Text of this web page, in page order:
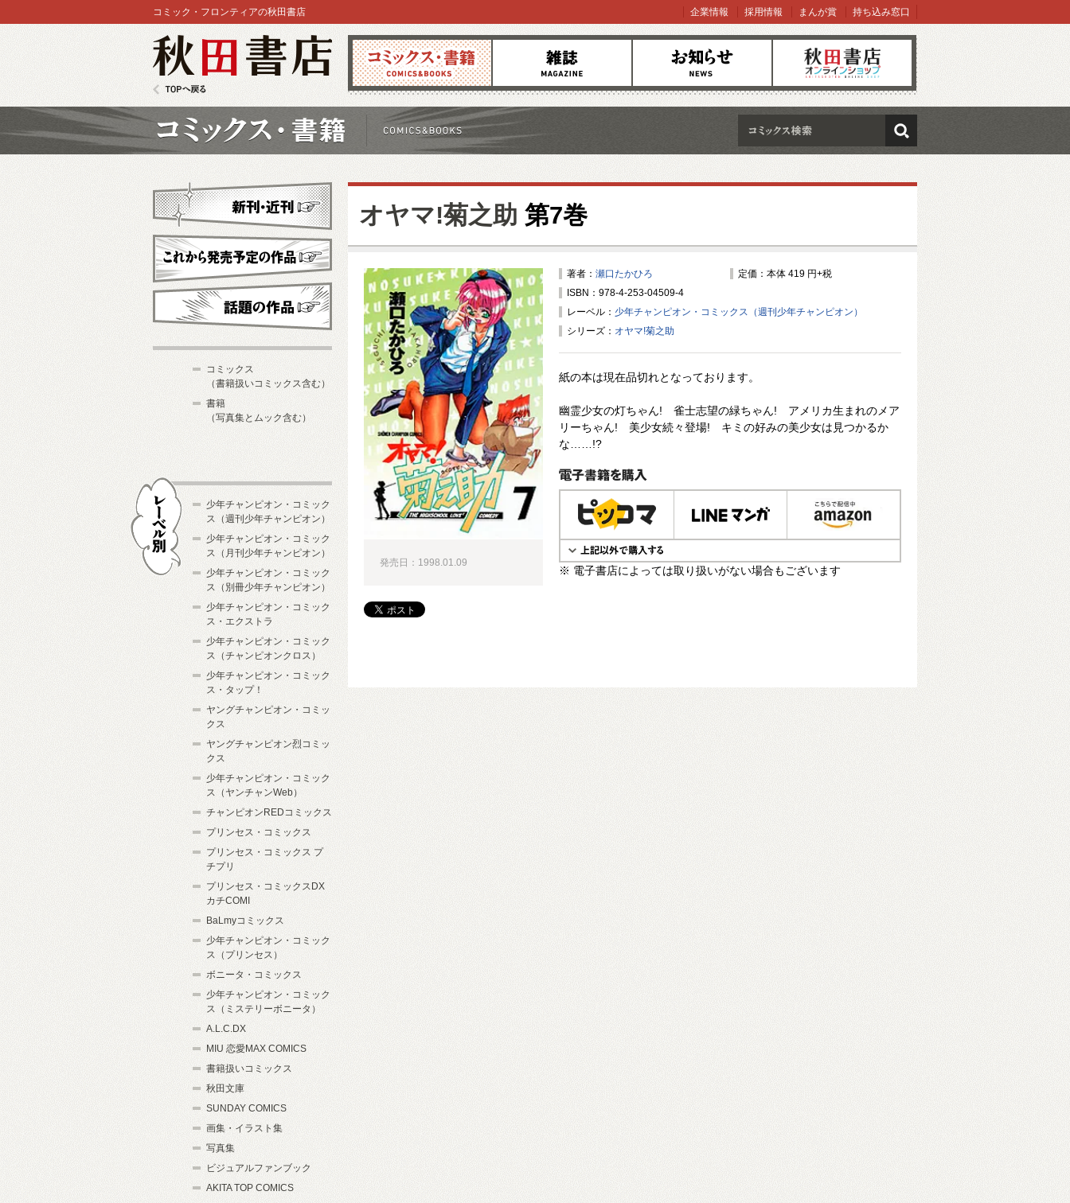
コミックス 雑誌 お知らせ オンラインショップ
コミック・フロンティアの秋田書店 企業情報 採用情報 まんが賞 持ち込み窓口
検索
オヤマ!菊之助 第7巻
著者： 瀬口たかひろ
定価：本体 419 円+税
ISBN：978-4-253-04509-4
レーベル： 少年チャンピオン・コミックス（週刊少年チャンピオン）
シリーズ： オヤマ!菊之助
紙の本は現在品切れとなっております。
幽霊少女の灯ちゃん! 雀士志望の緑ちゃん! アメリカ生まれのメア
リーちゃん! 美少女続々登場! キミの好みの美少女は見つかるか
な……!?
電子書籍で購入
※ 電子書店によっては取り扱いがない場合もございます
発売日：1998.01.09
新刊・近刊
これから発売予定
コミックス
（書籍扱いコミックス含む）
書籍
（写真集とムック含む）
少年チャンピオン・コミック
ス（週刊少年チャンピオン）
少年チャンピオン・コミック
ス（月刊少年チャンピオン）
少年チャンピオン・コミック
ス（別冊少年チャンピオン）
少年チャンピオン・コミック
ス・エクストラ
少年チャンピオン・コミック
ス（チャンピオンクロス）
少年チャンピオン・コミック
ス・タップ！
ヤングチャンピオン・コミッ
クス
ヤングチャンピオン烈コミッ
クス
少年チャンピオン・コミック
ス（ヤンチャンWeb）
チャンピオンREDコミックス
プリンセス・コミックス
プリンセス・コミックス プ
チプリ
プリンセス・コミックスDX
カチCOMI
BaLmyコミックス
少年チャンピオン・コミック
ス（プリンセス）
ボニータ・コミックス
少年チャンピオン・コミック
ス（ミステリーボニータ）
A.L.C.DX
MIU 恋愛MAX COMICS
書籍扱いコミックス
秋田文庫
SUNDAY COMICS
画集・イラスト集
写真集
ビジュアルファンブック
AKITA TOP COMICS